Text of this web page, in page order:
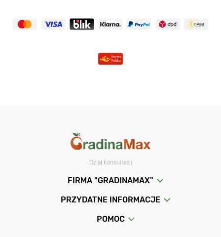
Dział konsultacji
FIRMA "GRADINAMAX"
PRZYDATNE INFORMACJE
POMOC